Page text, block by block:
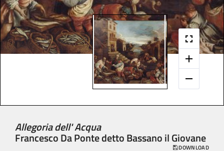
Allegoria dell' Acqua
Francesco Da Ponte detto Bassano il Giovane
DOWNLOAD